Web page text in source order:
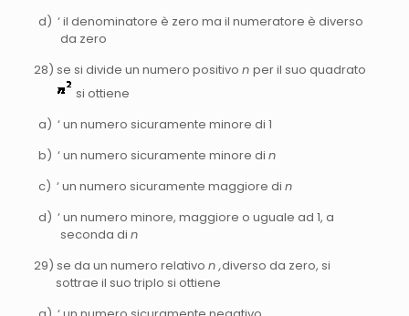
d) ‘ il denominatore è zero ma il numeratore è diverso
da zero
28) se si divide un numero positivo n per il suo quadrato
si ottiene
a) ‘ un numero sicuramente minore di 1
b) ‘ un numero sicuramente minore di n
c) ‘ un numero sicuramente maggiore di n
d) ‘ un numero minore, maggiore o uguale ad 1, a
seconda di n
29) se da un numero relativo n ,diverso da zero, si
sottrae il suo triplo si ottiene